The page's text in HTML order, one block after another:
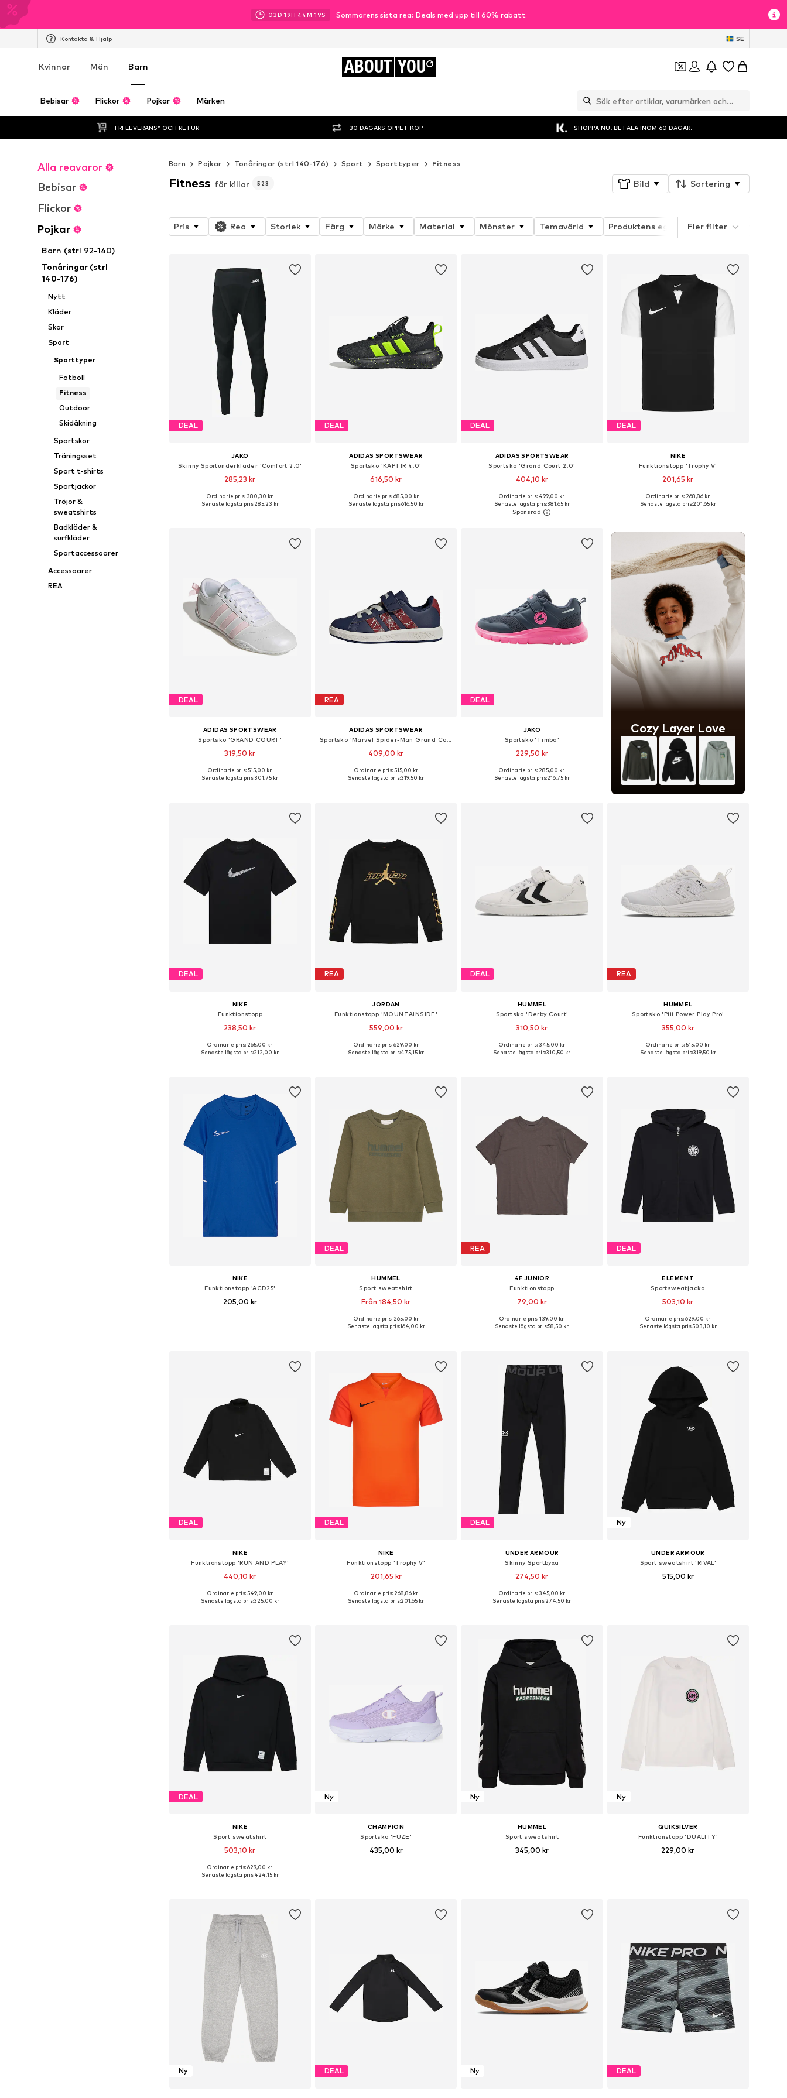
03D 19H 44M 17S Sommarens sista rea: Deals med upp till 60% rabatt
Kontakta & Hjälp SE
Kvinnor Män Barn ABOUT YOU
Bebisar Flickor Pojkar Märken
FRI LEVERANS* OCH RETUR 30 DAGARS ÖPPET KÖP SHOPPA NU. BETALA INOM 60 DAGAR.
Alla reavaror
Bebisar
Flickor
Pojkar
Barn (strl 92-140)
Tonåringar (strl
140-176)
Nytt
Kläder
Skor
Sport
Sporttyper
Fotboll
Fitness
Outdoor
Skidåkning
Sportskor
Träningsset
Sport t-shirts
Sportjackor
Tröjor &
sweatshirts
Badkläder &
surfkläder
Sportaccessoarer
Accessoarer
REA
Barn Pojkar Tonåringar (strl 140-176) Sport Sporttyper Fitness
Fitness för killar 523 Bild Sortering
Pris Rea Storlek Färg Märke Material Mönster Temavärld Produktens egenskaper Sporttyp
Fler filter
DEAL
JAKO
Skinny Sportunderkläder 'Comfort 2.0'
285,23 kr
+2
Tillgänglig i många storlekar
Ordinarie pris: 380,30 kr
Senaste lägsta pris:285,23 kr
DEAL
ADIDAS SPORTSWEAR
Sportsko 'KAPTIR 4.0'
616,50 kr
Tillgänglig i många storlekar
Ordinarie pris: 685,00 kr
Senaste lägsta pris:616,50 kr
DEAL
ADIDAS SPORTSWEAR
Sportsko 'Grand Court 2.0'
404,10 kr
Tillgänglig i många storlekar
Lägg till i varukorgen
Ordinarie pris: 499,00 kr
Senaste lägsta pris:381,65 kr
DEAL
NIKE
Funktionstopp 'Trophy V'
201,65 kr
+5
Tillgänglig i många storlekar
Ordinarie pris: 268,86 kr
Senaste lägsta pris:201,65 kr
DEAL
ADIDAS SPORTSWEAR
Sportsko 'GRAND COURT'
319,50 kr
Tillgänglig i många storlekar
Ordinarie pris: 515,00 kr
Senaste lägsta pris:301,75 kr
REA
ADIDAS SPORTSWEAR
Sportsko 'Marvel Spider-Man Grand Court'
409,00 kr
Ordinarie pris: 515,00 kr
Senaste lägsta pris:319,50 kr
DEAL
JAKO
Sportsko 'Timba'
229,50 kr
Tillgänglig i många storlekar
Ordinarie pris: 285,00 kr
Senaste lägsta pris:216,75 kr
Cozy Layer Love
DEAL
NIKE
Funktionstopp
238,50 kr
Tillgänglig i många storlekar
Ordinarie pris: 265,00 kr
Senaste lägsta pris:212,00 kr
REA
JORDAN
Funktionstopp 'MOUNTAINSIDE'
559,00 kr
Ordinarie pris: 629,00 kr
Senaste lägsta pris:475,15 kr
DEAL
HUMMEL
Sportsko 'Derby Court'
310,50 kr
Tillgänglig i många storlekar
Ordinarie pris: 345,00 kr
Senaste lägsta pris:310,50 kr
REA
HUMMEL
Sportsko 'Piii Power Play Pro'
355,00 kr
Tillgänglig i många storlekar
Ordinarie pris: 515,00 kr
Senaste lägsta pris:319,50 kr
NIKE
Funktionstopp 'ACD25'
205,00 kr
DEAL
HUMMEL
Sport sweatshirt
Från 184,50 kr
Tillgänglig i många storlekar
Ordinarie pris: 265,00 kr
Senaste lägsta pris:164,00 kr
REA
4F JUNIOR
Funktionstopp
79,00 kr
Tillgängliga storlekar: 140, 146, 158
Ordinarie pris: 139,00 kr
Senaste lägsta pris:58,50 kr
DEAL
ELEMENT
Sportsweatjacka
503,10 kr
Tillgänglig i många storlekar
Ordinarie pris: 629,00 kr
Senaste lägsta pris:503,10 kr
DEAL
NIKE
Funktionstopp 'RUN AND PLAY'
440,10 kr
Ordinarie pris: 549,00 kr
Senaste lägsta pris:325,00 kr
DEAL
NIKE
Funktionstopp 'Trophy V'
201,65 kr
+5
Ordinarie pris: 268,86 kr
Senaste lägsta pris:201,65 kr
DEAL
UNDER ARMOUR
Skinny Sportbyxa
274,50 kr
Tillgänglig i många storlekar
Ordinarie pris: 345,00 kr
Senaste lägsta pris:274,50 kr
Ny
UNDER ARMOUR
Sport sweatshirt 'RIVAL'
515,00 kr
DEAL
NIKE
Sport sweatshirt
503,10 kr
Ordinarie pris: 629,00 kr
Senaste lägsta pris:424,15 kr
Ny
CHAMPION
Sportsko 'FUZE'
435,00 kr
Ny
HUMMEL
Sport sweatshirt
345,00 kr
Ny
QUIKSILVER
Funktionstopp 'DUALITY'
229,00 kr
Ny DEAL Ny DEAL